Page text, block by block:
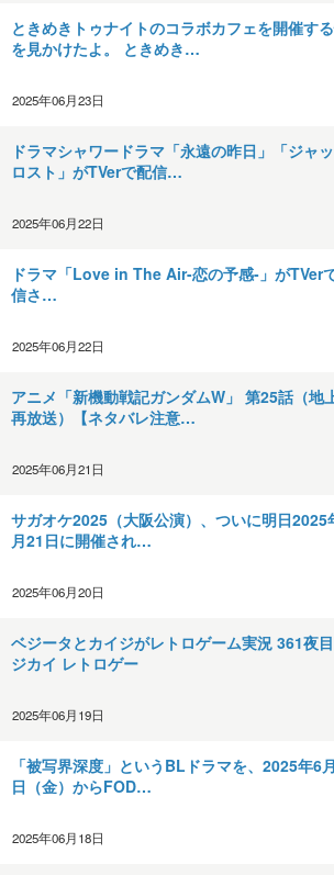
ときめきトゥナイトのコラボカフェを開催す
を見かけたよ。 ときめき…
2025年06月23日
ドラマシャワードラマ「永遠の昨日」「ジャ
ロスト」がTVerで配信…
2025年06月22日
ドラマ「Love in The Air-恋の予感-」がTVer
信さ…
2025年06月22日
アニメ「新機動戦記ガンダムW」 第25話（地
再放送）【ネタバレ注意…
2025年06月21日
サガオケ2025（大阪公演）、ついに明日2025
月21日に開催され…
2025年06月20日
ベジータとカイジがレトロゲーム実況 361夜
ジカイ レトロゲー
2025年06月19日
「被写界深度」というBLドラマを、2025年6
日（金）からFOD…
2025年06月18日